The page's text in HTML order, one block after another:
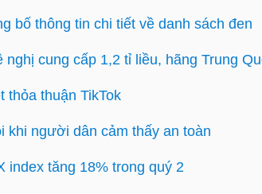
bố thông tin chi tiết về danh sách đen
cung cấp 1,2 tỉ liều, hãng Trung
thỏa thuận TikTok
khi người dân cảm thấy an toàn
index tăng 18% trong quý 2